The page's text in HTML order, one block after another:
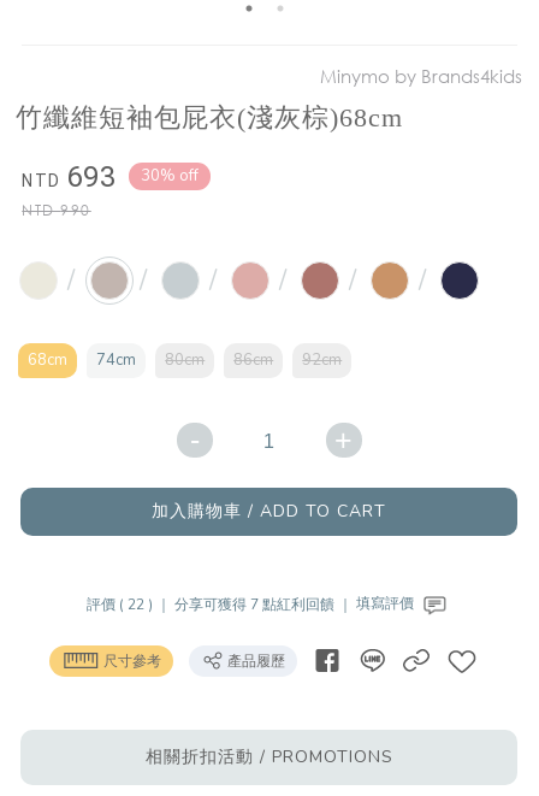
Minymo by Brands4kids
竹纖維短袖包屁衣(淺灰棕)68cm
NTD 693
NTD990
30% off
/ / / / / /
68cm 74cm 80cm 86cm 92cm
- +
加入購物車 / ADD TO CART
評價 ( 22 ) ｜分享可獲得 7 點紅利回饋 ｜填寫評價
尺寸參考 產品履歷
相關折扣活動 / PROMOTIONS